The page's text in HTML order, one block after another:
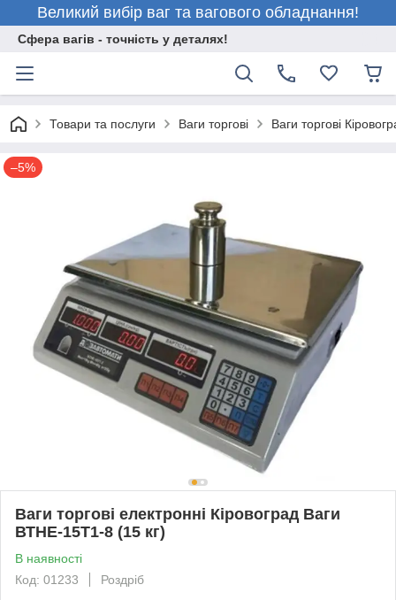
Великий вибір ваг та вагового обладнання!
Сфера вагів - точність у деталях!
Товари та послуги Ваги торгові Ваги торгові
–5%
Ваги торгові електронні Кіровоград Ваги
ВТНЕ-15Т1-8 (15 кг)
В наявності
Код: 01233
Роздріб